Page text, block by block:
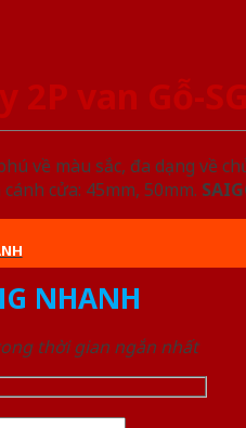
2P van Gỗ-
về màu sắc, đa dạng về
cửa: 45mm, 50mm.
NHANH
thời gian ngắn nhất